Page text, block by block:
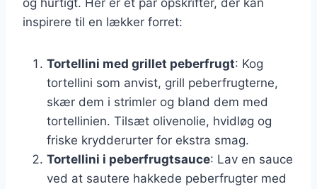
inspirere til en lækker forret:
Tortellini med grillet peberfrugt: Kog
tortellini som anvist, grill peberfrugterne,
skær dem i strimler og bland dem med
tortellinien. Tilsæt olivenolie, hvidløg og
friske krydderurter for ekstra smag.
Tortellini i peberfrugtsauce: Lav en sauce
ved at sautere hakkede peberfrugter med